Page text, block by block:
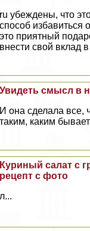
ru убеждены, что
способ избавиться
это приятный
внести свой вклад
Увидеть смысл в
И она сделала все,
таким, каким
Куриный салат с
рецепт с фото
л...